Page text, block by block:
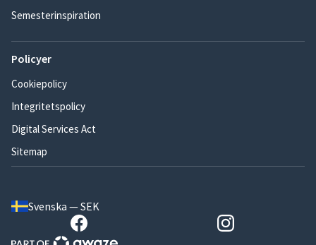
Semesterinspiration
Policyer
Cookiepolicy
Integritetspolicy
Digital Services Act
Sitemap
Svenska — SEK